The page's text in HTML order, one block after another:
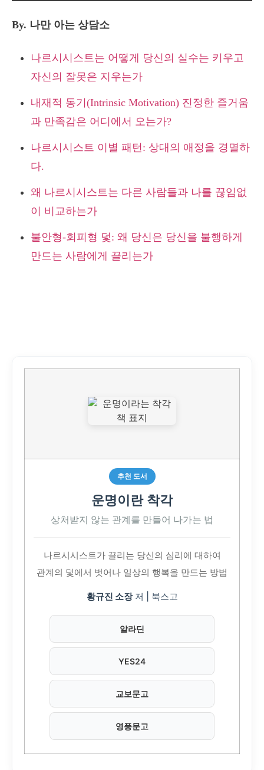
By. 나만 아는 상담소
나르시시스트는 어떻게 당신의 실수는 키우고
자신의 잘못은 지우는가
내재적 동기(Intrinsic Motivation) 진정한 즐거움
과 만족감은 어디에서 오는가?
나르시시스트 이별 패턴: 상대의 애정을 경멸하
다.
왜 나르시시스트는 다른 사람들과 나를 끊임없
이 비교하는가
불안형-회피형 덫: 왜 당신은 당신을 불행하게
만드는 사람에게 끌리는가
추천 도서
운명이란 착각
상처받지 않는 관계를 만들어 나가는 법
나르시시스트가 끌리는 당신의 심리에 대하여
관계의 덫에서 벗어나 일상의 행복을 만드는 방법
황규진 소장저 | 북스고
알라딘
YES24
교보문고
영풍문고